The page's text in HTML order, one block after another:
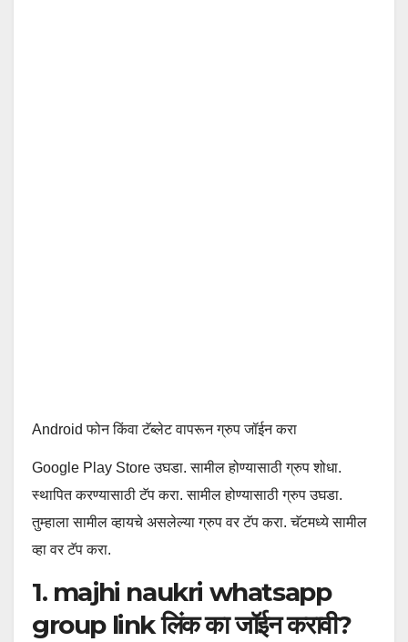
Android फोन किंवा टॅब्लेट वापरून ग्रुप जॉईन करा
Google Play Store उघडा. सामील होण्यासाठी ग्रुप शोधा.
स्थापित करण्यासाठी टॅप करा. सामील होण्यासाठी ग्रुप उघडा.
तुम्हाला सामील व्हायचे असलेल्या ग्रुप वर टॅप करा. चॅटमध्ये सामील
व्हा वर टॅप करा.
1. majhi naukri whatsapp
group link लिंक का जॉईन करावी?